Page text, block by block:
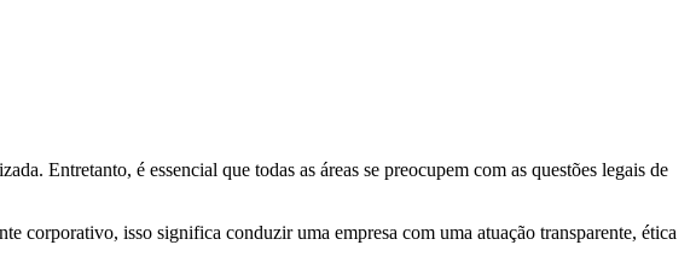
Entretanto, é essencial que todas as áreas se preocupem com as questões legais de
corporativo, isso significa conduzir uma empresa com uma atuação transparente, ética